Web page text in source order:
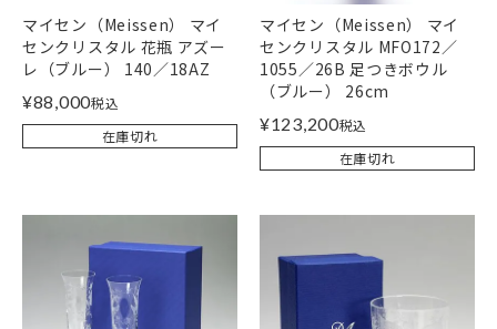
マイセン（Meissen） マイ
センクリスタル 花瓶 アズー
レ（ブルー） 140／18AZ
¥88,000税込
在庫切れ
マイセン（Meissen） マイ
センクリスタル MFO172／
1055／26B 足つきボウル
（ブルー） 26cm
¥123,200税込
在庫切れ